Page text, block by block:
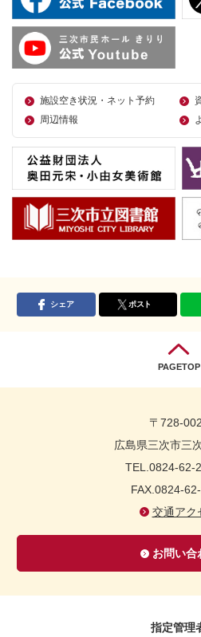
施設空き状況・ネット予約
周辺情報
シェア ポスト
PAGETOP
〒728-
広島県三次市三
TEL.0824-
FAX.0824-
交通アク
お問い合
指定管理